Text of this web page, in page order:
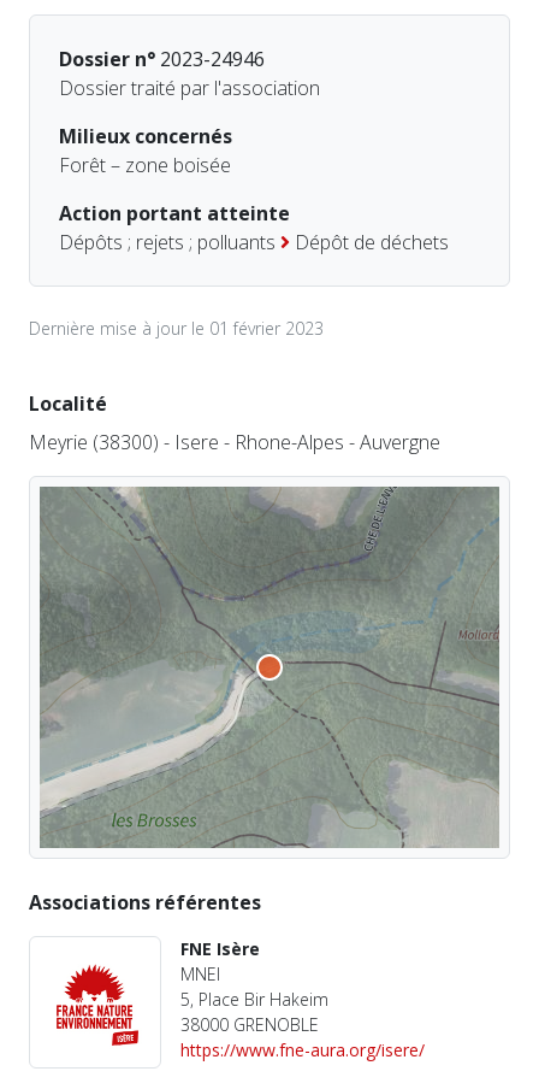
Dossier n° 2023-24946
Dossier traité par l'association
Milieux concernés
Forêt – zone boisée
Action portant atteinte
Dépôts ; rejets ; polluants
Dépôt de déchets
Dernière mise à jour le 01 février 2023
Localité
Meyrie (38300) - Isere - Rhone-Alpes - Auvergne
Associations référentes
FNE Isère
MNEI
5, Place Bir Hakeim
38000 GRENOBLE
https://www.fne-aura.org/isere/